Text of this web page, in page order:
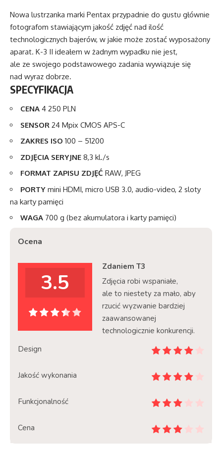
Nowa lustrzanka marki Pentax przypadnie do gustu głównie
fotografom stawiającym jakość zdjęć nad ilość
technologicznych bajerów, w jakie może zostać wyposażony
aparat. K-3 II ideałem w żadnym wypadku nie jest,
ale ze swojego podstawowego zadania wywiązuje się
nad wyraz dobrze.
SPECYFIKACJA
CENA 4 250 PLN
SENSOR 24 Mpix CMOS APS-C
ZAKRES ISO 100 – 51200
ZDJĘCIA SERYJNE 8,3 kl./s
FORMAT ZAPISU ZDJĘĆ RAW, JPEG
PORTY mini HDMI, micro USB 3.0, audio-video, 2 sloty
na karty pamięci
WAGA 700 g (bez akumulatora i karty pamięci)
Ocena
3.5
Zdaniem T3
Zdjęcia robi wspaniałe,
ale to niestety za mało, aby
rzucić wyzwanie bardziej
zaawansowanej
technologicznie konkurencji.
Design
Jakość wykonania
Funkcjonalność
Cena